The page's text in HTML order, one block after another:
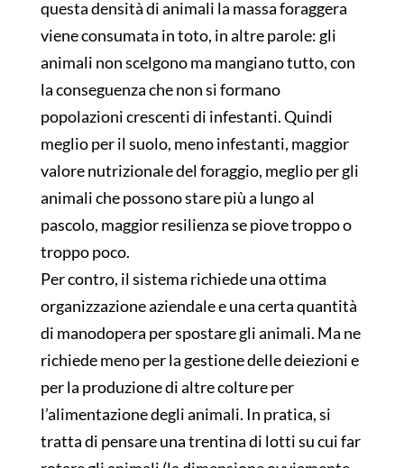
questa densità di animali la massa foraggera
viene consumata in toto, in altre parole: gli
animali non scelgono ma mangiano tutto, con
la conseguenza che non si formano
popolazioni crescenti di infestanti. Quindi
meglio per il suolo, meno infestanti, maggior
valore nutrizionale del foraggio, meglio per gli
animali che possono stare più a lungo al
pascolo, maggior resilienza se piove troppo o
troppo poco.
Per contro, il sistema richiede una ottima
organizzazione aziendale e una certa quantità
di manodopera per spostare gli animali. Ma ne
richiede meno per la gestione delle deiezioni e
per la produzione di altre colture per
l’alimentazione degli animali. In pratica, si
tratta di pensare una trentina di lotti su cui far